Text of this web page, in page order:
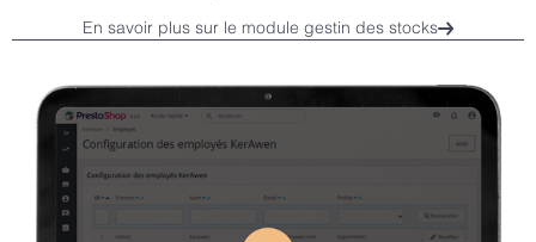
En savoir plus sur le module gestin des stocks